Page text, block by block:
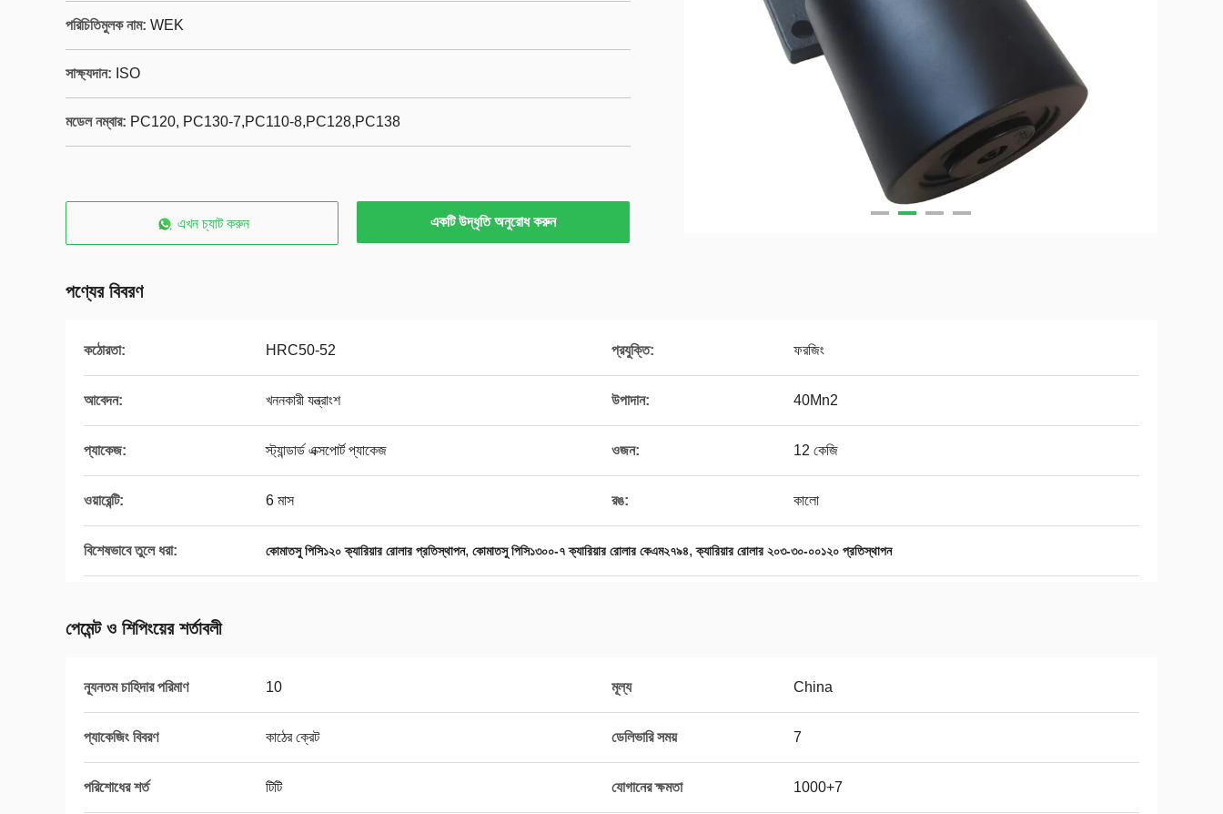
পরিচিতিমুলক নাম: WEK
সাক্ষ্যদান: ISO
মডেল নম্বার: PC120, PC130-7,PC110-8,PC128,PC138
এখন চ্যাট করুন একটি উদ্ধৃতি অনুরোধ করুন
পণ্যের বিবরণ
কঠোরতা: HRC50-52 প্রযুক্তি: ফরজিং
আবেদন: খননকারী যন্ত্রাংশ উপাদান: 40Mn2
প্যাকেজ: স্ট্যান্ডার্ড এক্সপোর্ট প্যাকেজ ওজন: 12 কেজি
ওয়ারেন্টি: 6 মাস রঙ: কালো
বিশেষভাবে তুলে ধরা: কোমাতসু পিসি১২০ ক্যারিয়ার রোলার প্রতিস্থাপন, কোমাতসু পিসি১৩০০-৭ ক্যারিয়ার রোলার কেএম২৭৯৪,ক্যারিয়ার রোলার ২০৩-৩০-০০১২০ প্রতিস্থাপন
পেমেন্ট ও শিপিংয়ের শর্তাবলী
ন্যূনতম চাহিদার পরিমাণ 10 মূল্য China
প্যাকেজিং বিবরণ কাঠের ক্রেট ডেলিভারি সময় 7
পরিশোধের শর্ত টিটি যোগানের ক্ষমতা 1000+7